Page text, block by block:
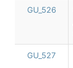
GU_526
GU_527